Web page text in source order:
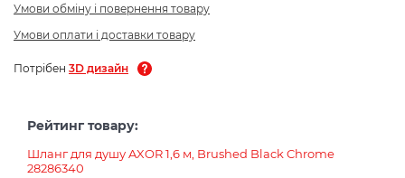
Умови обміну і повернення товару
Умови оплати і доставки товару
Потрібен 3D дизайн
Рейтинг товару:
Шланг для душу AXOR 1,6 м, Brushed Black Chrome
28286340